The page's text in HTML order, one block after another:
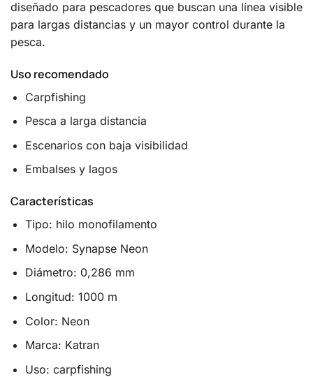
diseñado para pescadores que buscan una línea visible
para largas distancias y un mayor control durante la
pesca.
Uso recomendado
Carpfishing
Pesca a larga distancia
Escenarios con baja visibilidad
Embalses y lagos
Características
Tipo: hilo monofilamento
Modelo: Synapse Neon
Diámetro: 0,286 mm
Longitud: 1000 m
Color: Neon
Marca: Katran
Uso: carpfishing